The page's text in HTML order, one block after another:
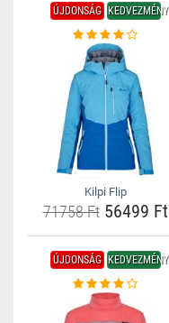
ÚJDONSÁG KEDVEZMÉNY
Kilpi Flip
71758 Ft56499 Ft
ÚJDONSÁG KEDVEZMÉNY